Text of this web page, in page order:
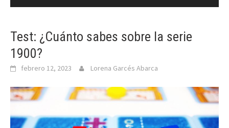
Test: ¿Cuánto sabes sobre la serie
1900?
febrero 12, 2023 Lorena Garcés Abarca